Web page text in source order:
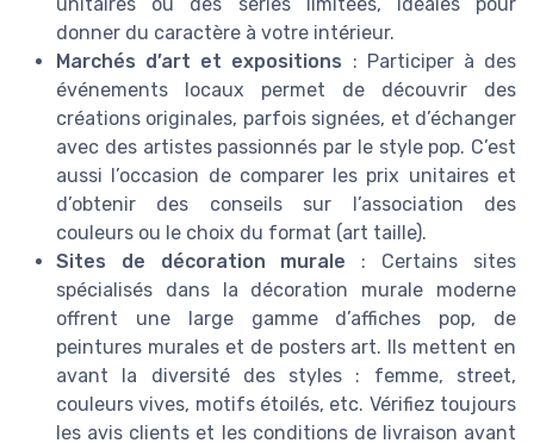
donner du caractère à votre intérieur.
Marchés d’art et expositions : Participer à des
événements locaux permet de découvrir des
créations originales, parfois signées, et d’échanger
avec des artistes passionnés par le style pop. C’est
aussi l’occasion de comparer les prix unitaires et
d’obtenir des conseils sur l’association des
couleurs ou le choix du format (art taille).
Sites de décoration murale : Certains sites
spécialisés dans la décoration murale moderne
offrent une large gamme d’affiches pop, de
peintures murales et de posters art. Ils mettent en
avant la diversité des styles : femme, street,
couleurs vives, motifs étoilés, etc. Vérifiez toujours
les avis clients et les conditions de livraison avant